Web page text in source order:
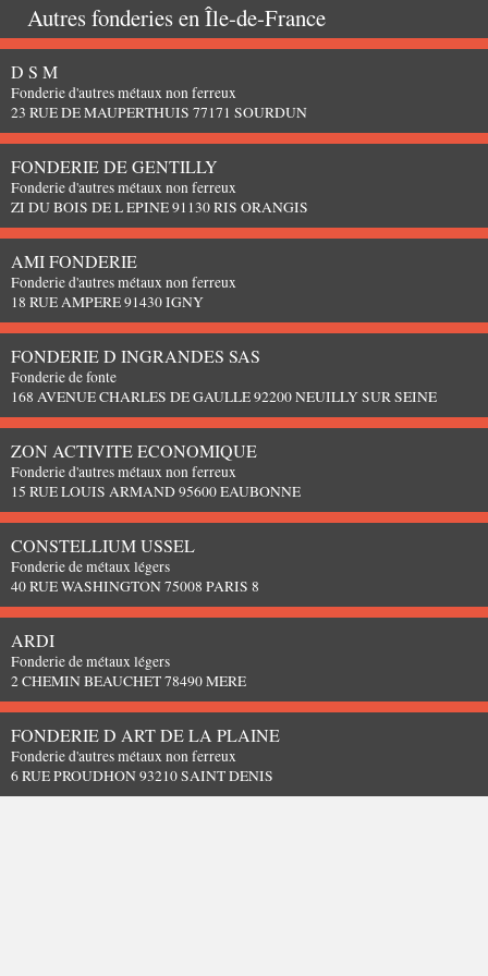
Autres fonderies enÎle-de-France
D S M
Fonderie d'autres métaux non ferreux
23 RUE DE MAUPERTHUIS 77171 SOURDUN
FONDERIE DE GENTILLY
Fonderie d'autres métaux non ferreux
ZI DU BOIS DE L EPINE 91130 RIS ORANGIS
AMI FONDERIE
Fonderie d'autres métaux non ferreux
18 RUE AMPERE 91430 IGNY
FONDERIE D INGRANDES SAS
Fonderie de fonte
168 AVENUE CHARLES DE GAULLE 92200 NEUILLY SUR SEINE
ZON ACTIVITE ECONOMIQUE
Fonderie d'autres métaux non ferreux
15 RUE LOUIS ARMAND 95600 EAUBONNE
CONSTELLIUM USSEL
Fonderie de métaux légers
40 RUE WASHINGTON 75008 PARIS 8
ARDI
Fonderie de métaux légers
2 CHEMIN BEAUCHET 78490 MERE
FONDERIE D ART DE LA PLAINE
Fonderie d'autres métaux non ferreux
6 RUE PROUDHON 93210 SAINT DENIS